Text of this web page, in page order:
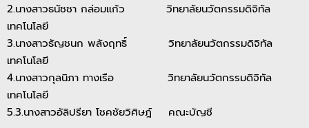
2.นางสาวธนัชชา กล่อมแก้ว วิทยาลัยนวัตกรรมดิจิทัล
เทคโนโลยี
3.นางสาวธัญชนก พลังฤทธิ์ วิทยาลัยนวัตกรรมดิจิทัล
เทคโนโลยี
4.นางสาวกุลนิภา ทางเรือ วิทยาลัยนวัตกรรมดิจิทัล
เทคโนโลยี
5.3.นางสาวอัลิปรียา โชคชัยวิศิษฎ์ คณะบัญชี